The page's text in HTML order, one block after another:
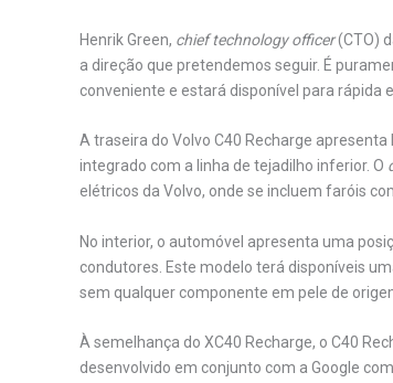
Henrik Green, chief technology officer(CTO)
a direção que pretendemos seguir. É
conveniente e estará disponível para rápida
A traseira do Volvo C40 Recharge
integrado com a linha de tejadilho inferior. O
elétricos da Volvo, onde se incluem faróis
No interior, o automóvel apresenta uma
condutores. Este modelo terá disponíveis
sem qualquer componente em pele de
À semelhança do XC40 Recharge, o C40
desenvolvido em conjunto com a Google